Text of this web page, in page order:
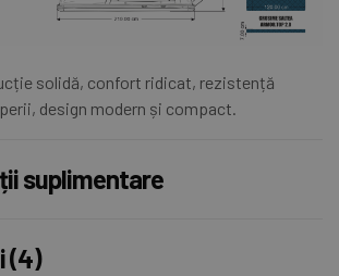
solidă, confort ridicat, rezistență
design modern și compact.
suplimentare
(4)